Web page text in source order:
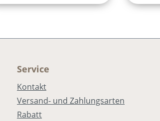
Service
Kontakt
Versand- und Zahlungsarten
Rabatt